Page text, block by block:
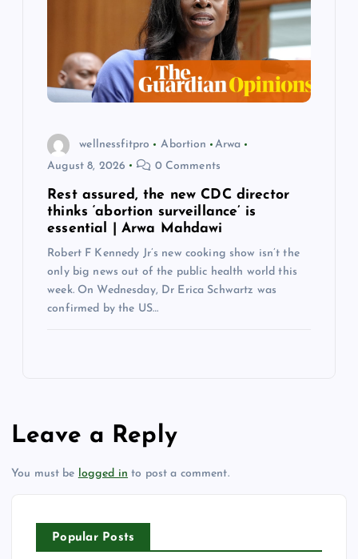
wellnessfitpro Abortion
Arwa
August 8, 2026
0 Comments
Rest assured, the new CDC director
thinks ‘abortion surveillance’ is
essential | Arwa Mahdawi
Robert F Kennedy Jr’s new cooking show isn’t the
only big news out of the public health world this
week. On Wednesday, Dr Erica Schwartz was
confirmed by the US…
Leave a Reply
You must be logged in to post a comment.
Popular Posts